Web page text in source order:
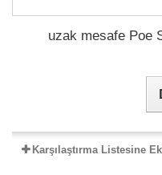
uzak mesafe Poe
Karşılaştırma Listesine